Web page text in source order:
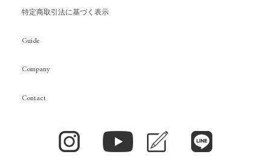
特定商取引法に基づく表示
Guide
Company
Contact